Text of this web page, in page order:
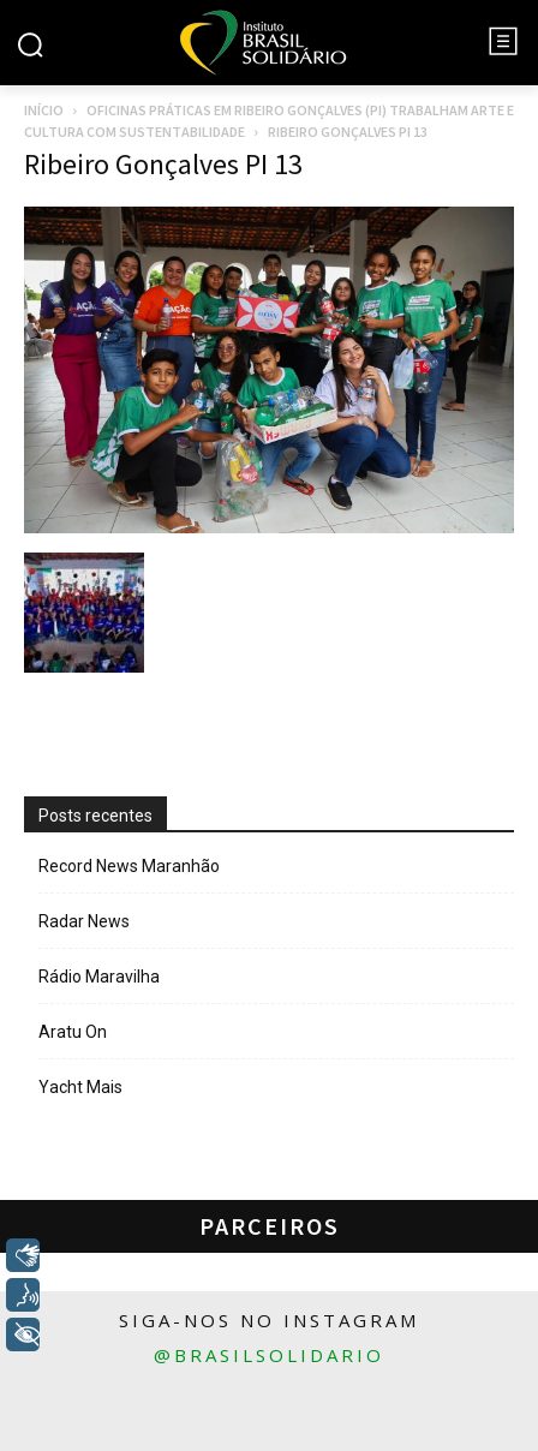
INÍCIO
OFICINAS PRÁTICAS EM RIBEIRO GONÇALVES (PI) TRABALHAM ARTE E
CULTURA COM SUSTENTABILIDADE
RIBEIRO GONÇALVES PI 13
Ribeiro Gonçalves PI 13
Posts recentes
Record News Maranhão
Radar News
Rádio Maravilha
Aratu On
Yacht Mais
PARCEIROS
SIGA-NOS NO INSTAGRAM
@BRASILSOLIDARIO
Libras
+ Acessibilidade